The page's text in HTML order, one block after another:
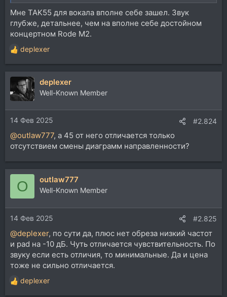
Мне TAK55 для вокала вполне себе зашел. Звук
глубже, детальнее, чем на вполне себе достойном
концертном Rode M2.
Р
е
а
ц
и
и
:
deplexer
deplexer
Well-Known Member
14 Фев 2025 #2.824
@outlaw777, а 45 от него отличается только
отсутствием смены диаграмм направленности?
O outlaw777
Well-Known Member
14 Фев 2025 #2.825
@deplexer, по сути да, плюс нет обреза низкий частот
и pad на -10 дБ. Чуть отличается чувствительность. По
звуку если есть отличия, то минимальные. Да и цена
тоже не сильно отличается.
Р
е
deplexer